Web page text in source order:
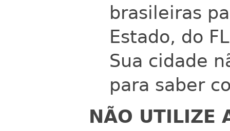
brasileiras
Estado, do
Sua cidade
para saber
NÃO UTILIZE